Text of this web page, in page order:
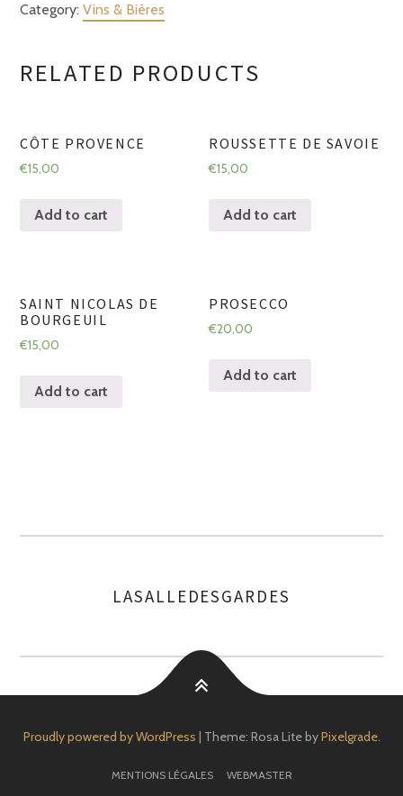
quantity
Category: Vins & Bières
RELATED PRODUCTS
CÔTE PROVENCE
€15,00
Add to cart
ROUSSETTE DE SAVOIE
€15,00
Add to cart
SAINT NICOLAS DE
BOURGEUIL
€15,00
Add to cart
PROSECCO
€20,00
Add to cart
LASALLEDESGARDES
Proudly powered by WordPress | Theme: Rosa Lite byPixelgrade.
MENTIONS LÉGALES WEBMASTER